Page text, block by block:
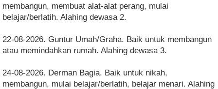
membangun, membuat alat-alat perang, mulai
belajar/berlatih. Alahing dewasa 2.
22-08-2026. Guntur Umah/Graha. Baik untuk membangun
atau memindahkan rumah. Alahing dewasa 3.
24-08-2026. Derman Bagia. Baik untuk nikah,
membangun, mulai belajar/berlatih, belajar menari. Alahing